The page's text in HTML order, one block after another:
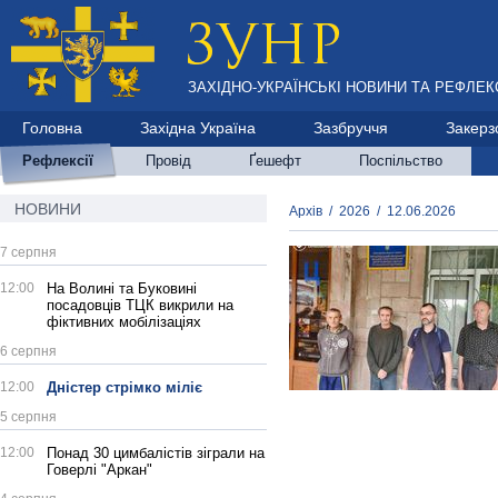
ЗАХІДНО-УКРАЇНСЬКІ НОВИНИ ТА
Головна Західна Україна Зазбруччя
Рефлексії Провід Ґешефт Поспільство
НОВИНИ
7 серпня
12:00
На Волині та Буковині
посадовців ТЦК викрили на
фіктивних мобілізаціях
6 серпня
12:00 Дністер стрімко міліє
5 серпня
12:00
Понад 30 цимбалістів зіграли на
Говерлі "Аркан"
Архів / 2026 / 12.06.2026